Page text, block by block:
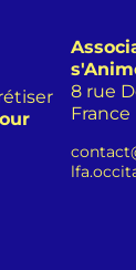
8 rue
France